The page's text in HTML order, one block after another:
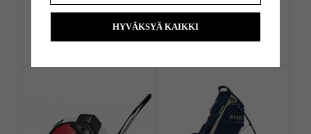
HYVÄKSYÄ KAIKKI